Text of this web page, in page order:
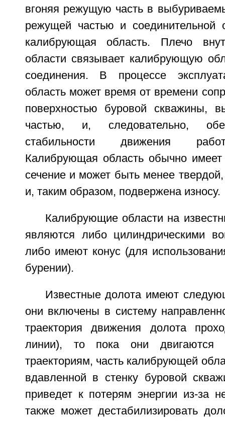
вгоняя режущую часть в
режущей частью и соединительной
калибрующая область. Плечо
области связывает калибрующую
соединения. В процессе
область может время от времени
поверхностью буровой скважины,
частью, и, следовательно,
стабильности движения
Калибрующая область обычно имеет
сечение и может быть менее
и, таким образом, подвержена износу.
Калибрующие области на
являются либо цилиндрическими
либо имеют конус (для
бурении).
Известные долота имеют
они включены в систему
траектория движения долота
линии), то пока они двигаются
траекториям, часть калибрующей
вдавленной в стенку буровой
приведет к потерям энергии из-за
также может дестабилизировать